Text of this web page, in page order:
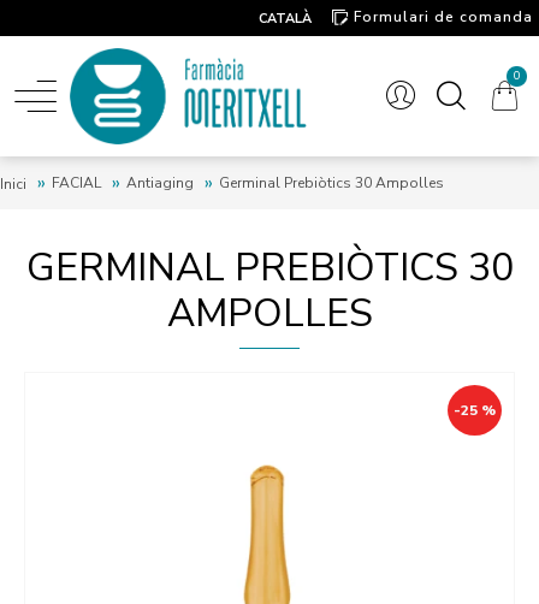
CATALÀ
Formulari de comanda
0
Inici FACIAL Antiaging Germinal Prebiòtics 30 Ampolles
GERMINAL PREBIÒTICS 30
AMPOLLES
-25 %